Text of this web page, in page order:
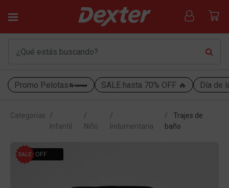
Promo Pelotas SALE hasta 70% OFF 🔥 Día de
Categorías
Infantil
Niño Indumentaria
Trajes de
baño
40% OFF